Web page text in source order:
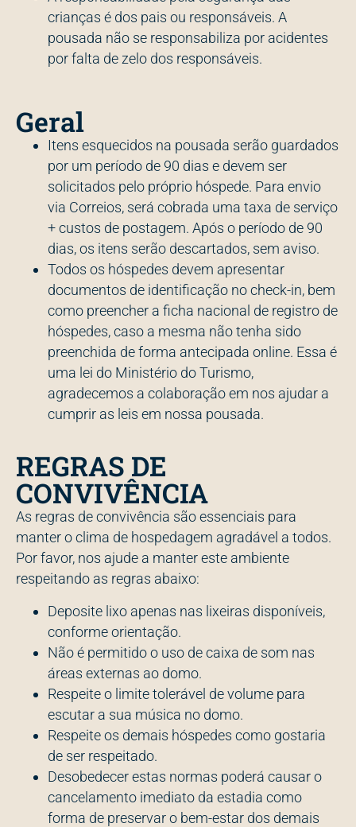
crianças é dos pais ou responsáveis. A
pousada não se responsabiliza por acidentes
por falta de zelo dos responsáveis.
Geral
Itens esquecidos na pousada serão guardados
por um período de 90 dias e devem ser
solicitados pelo próprio hóspede. Para envio
via Correios, será cobrada uma taxa de serviço
+ custos de postagem. Após o período de 90
dias, os itens serão descartados, sem aviso.
Todos os hóspedes devem apresentar
documentos de identificação no check-in, bem
como preencher a ficha nacional de registro de
hóspedes, caso a mesma não tenha sido
preenchida de forma antecipada online. Essa é
uma lei do Ministério do Turismo,
agradecemos a colaboração em nos ajudar a
cumprir as leis em nossa pousada.
REGRAS DE
CONVIVÊNCIA
As regras de convivência são essenciais para
manter o clima de hospedagem agradável a todos.
Por favor, nos ajude a manter este ambiente
respeitando as regras abaixo:
Deposite lixo apenas nas lixeiras disponíveis,
conforme orientação.
Não é permitido o uso de caixa de som nas
áreas externas ao domo.
Respeite o limite tolerável de volume para
escutar a sua música no domo.
Respeite os demais hóspedes como gostaria
de ser respeitado.
Desobedecer estas normas poderá causar o
cancelamento imediato da estadia como
forma de preservar o bem-estar dos demais